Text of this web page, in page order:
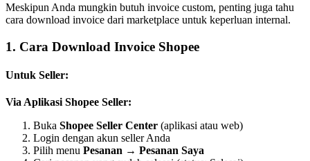
Meskipun Anda mungkin butuh invoice custom, penting juga tahu
cara download invoice dari marketplace untuk keperluan internal.
1. Cara Download Invoice Shopee
Untuk Seller:
Via Aplikasi Shopee Seller:
Buka Shopee Seller Center (aplikasi atau web)
Login dengan akun seller Anda
Pilih menu Pesanan → Pesanan Saya